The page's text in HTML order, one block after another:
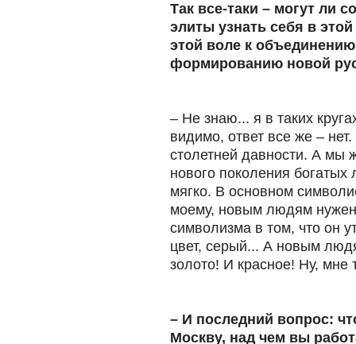
Так все-таки – могут ли
элиты узнать себя в
этой воле к
формированию новой
– Не знаю... я в таких
видимо, ответ все же –
столетней давности. А мы
нового поколения
мягко. В основном
моему, новым людям
символизма в том, что он
цвет, серый... А новым
золото! И красное! Ну, мне
– И последний вопрос:
Москву, над чем вы